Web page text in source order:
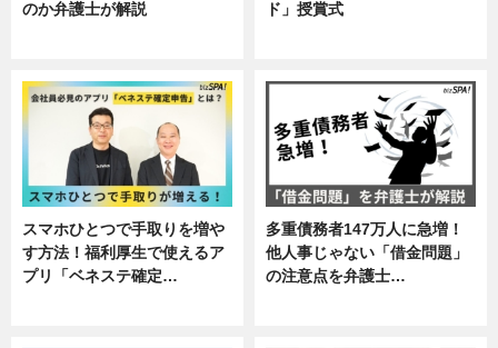
のか弁護士が解説 ド」授賞式
スマホひとつで手取りを増や
す方法！福利厚生で使えるア
プリ「ベネステ確定…
多重債務者147万人に急増！
他人事じゃない「借金問題」
の注意点を弁護士…